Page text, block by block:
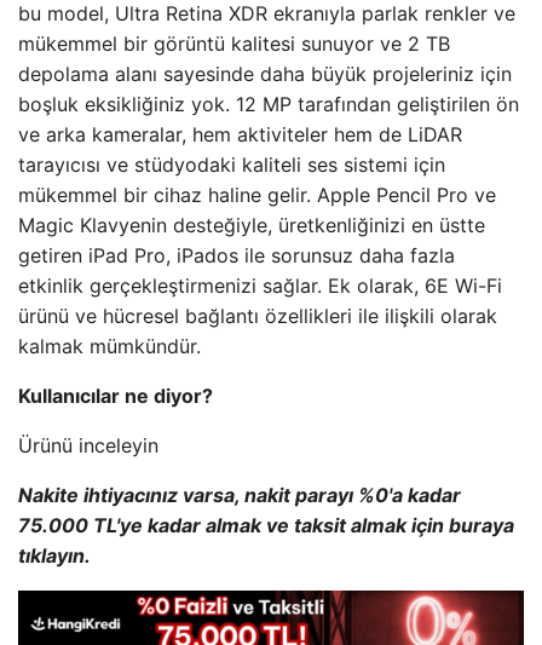
bu model, Ultra Retina XDR ekranıyla parlak renkler ve
mükemmel bir görüntü kalitesi sunuyor ve 2 TB
depolama alanı sayesinde daha büyük projeleriniz için
boşluk eksikliğiniz yok. 12 MP tarafından geliştirilen ön
ve arka kameralar, hem aktiviteler hem de LiDAR
tarayıcısı ve stüdyodaki kaliteli ses sistemi için
mükemmel bir cihaz haline gelir. Apple Pencil Pro ve
Magic Klavyenin desteğiyle, üretkenliğinizi en üstte
getiren iPad Pro, iPados ile sorunsuz daha fazla
etkinlik gerçekleştirmenizi sağlar. Ek olarak, 6E Wi-Fi
ürünü ve hücresel bağlantı özellikleri ile ilişkili olarak
kalmak mümkündür.
Kullanıcılar ne diyor?
Ürünü inceleyin
Nakite ihtiyacınız varsa, nakit parayı %0'a kadar
75.000 TL'ye kadar almak ve taksit almak için buraya
tıklayın.